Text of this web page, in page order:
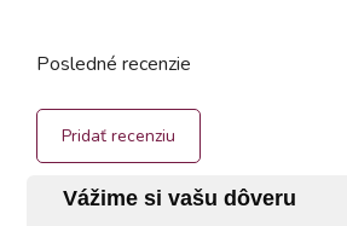
Vážime si vašu dôveru
Posledné recenzie
Pridať recenziu